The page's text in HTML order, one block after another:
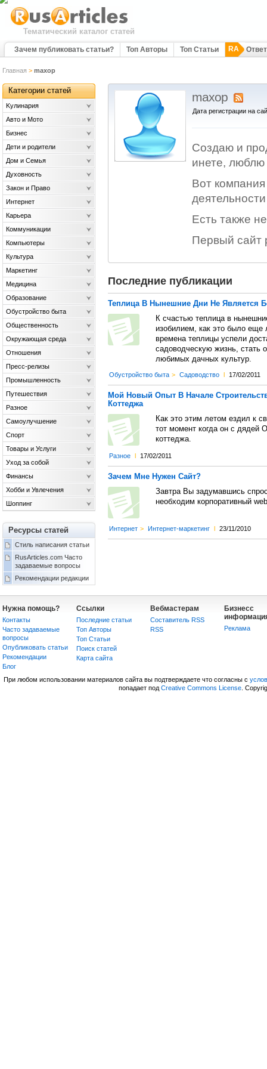
Тематический каталог статей
Зачем публиковать статьи? Топ Авторы Топ Статьи RA
Главная > maxop
maxop
Дата регистрации на
Создаю и
инете, люблю
Вот
Есть также
Первый сайт
Последние публикации
Теплица В Нынешние Дни Не Является
К счастью теплица в
изобилием, как это было еще
времена теплицы успели
садоводческую жизнь, стать
любимых дачных культур.
Обустройство быта > Садоводство l 17/02/2011
Мой Новый Опыт В Начале
Коттеджа
Как это этим летом ездил к
тот момент когда он с дядей
коттеджа.
Разное l 17/02/2011
Зачем Мне Нужен Сайт?
Завтра Вы задумавшись
необходим корпоративный
Интернет > Интернет-маркетинг l 23/11/2010
Категории статей
Kулинария
Авто и Мото
Бизнес
Дети и родители
Дом и Семья
Духовность
Закон и Право
Интернет
Карьера
Коммуникации
Компьютеры
Культура
Маркетинг
Медицина
Образование
Обустройство быта
Общественность
Окружающая среда
Отношения
Пресс-релизы
Промышленность
Путешествия
Разное
Самоулучшение
Спорт
Товары и Услуги
Уход за собой
Финансы
Хобби и Увлечения
Шоппинг
Ресурсы статей
Стиль написания статьи
RusArticles.com Часто
задаваемые вопросы
Рекомендации редакции
Нужна помощь?
Контакты
Часто задаваемые
вопросы
Опубликовать статьи
Рекомендации
Блог
Ссылки
Последние статьи
Топ Авторы
Топ Статьи
Поиск статей
Карта сайта
Вебмастерам
Составитель RSS
RSS
Бизнесс
Реклама
При любом использовании материалов сайта вы подтверждаете что согласны с
попадает под Creative Commons License.